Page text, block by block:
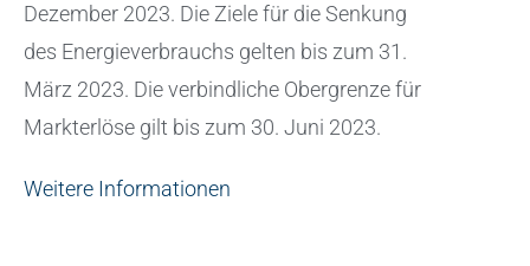
Dezember 2023. Die Ziele für die Senkung
des Energieverbrauchs gelten bis zum 31.
März 2023. Die verbindliche Obergrenze für
Markterlöse gilt bis zum 30. Juni 2023.
Weitere Informationen